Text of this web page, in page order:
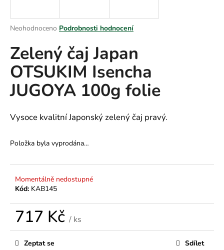
Průměrné
produktu
je
0,0
z
5
hvězdiček.
Neohodnoceno Podrobnosti hodnocení
Zelený čaj Japan
OTSUKIM Isencha
JUGOYA 100g folie
Vysoce kvalitní Japonský zelený čaj pravý.
Položka byla vyprodána…
Momentálně nedostupné
Kód: KAB145
717 Kč / ks
Měrná
cena:Zeptat se Sdílet
j
t
?
HLEDAT
p
o
r
u